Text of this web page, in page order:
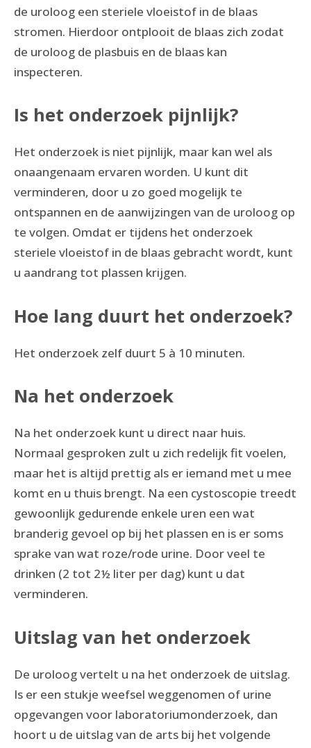
de uroloog een steriele vloeistof in de blaas
stromen. Hierdoor ontplooit de blaas zich zodat
de uroloog de plasbuis en de blaas kan
inspecteren.
Is het onderzoek pijnlijk?
Het onderzoek is niet pijnlijk, maar kan wel als
onaangenaam ervaren worden. U kunt dit
verminderen, door u zo goed mogelijk te
ontspannen en de aanwijzingen van de uroloog op
te volgen. Omdat er tijdens het onderzoek
steriele vloeistof in de blaas gebracht wordt, kunt
u aandrang tot plassen krijgen.
Hoe lang duurt het onderzoek?
Het onderzoek zelf duurt 5 à 10 minuten.
Na het onderzoek
Na het onderzoek kunt u direct naar huis.
Normaal gesproken zult u zich redelijk fit voelen,
maar het is altijd prettig als er iemand met u mee
komt en u thuis brengt. Na een cystoscopie treedt
gewoonlijk gedurende enkele uren een wat
branderig gevoel op bij het plassen en is er soms
sprake van wat roze/rode urine. Door veel te
drinken (2 tot 2½ liter per dag) kunt u dat
verminderen.
Uitslag van het onderzoek
De uroloog vertelt u na het onderzoek de uitslag.
Is er een stukje weefsel weggenomen of urine
opgevangen voor laboratoriumonderzoek, dan
hoort u de uitslag van de arts bij het volgende